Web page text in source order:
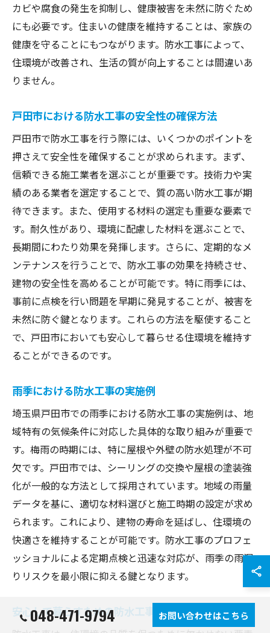
カビや腐食の発生を抑制し、健康被害を未然に防ぐため
にも必要です。住まいの健康を維持することは、家族の
健康を守ることにもつながります。防水工事によって、
住環境が改善され、生活の質が向上することは間違いあ
りません。
戸田市における防水工事の安全性の確保方法
戸田市で防水工事を行う際には、いくつかのポイントを
押さえて安全性を確保することが求められます。まず、
信頼できる施工業者を選ぶことが重要です。技術力や実
績のある業者を選定することで、質の高い防水工事が期
待できます。また、使用する材料の選定も重要な要素で
す。耐久性があり、環境に配慮した材料を選ぶことで、
長期間にわたり効果を発揮します。さらに、定期的なメ
ンテナンスを行うことで、防水工事の効果を持続させ、
建物の安全性を高めることが可能です。特に雨季には、
事前に点検を行い問題を早期に発見することが、被害を
未然に防ぐ鍵となります。これらの方法を駆使すること
で、戸田市においても安心して暮らせる住環境を維持す
ることができるのです。
雨季における防水工事の実施例
埼玉県戸田市での雨季における防水工事の実施例は、地
域特有の気候条件に対応した具体的な取り組みが重要で
す。梅雨の時期には、特に屋根や外壁の防水処理が不可
欠です。戸田市では、シーリングの交換や屋根の塗装強
化が一般的な方法として採用されています。地域の雨量
データを基に、適切な材料選びと施工時期の設定が求め
られます。これにより、建物の寿命を延ばし、住環境の
快適さを維持することが可能です。防水工事のプロフェ
ッショナルによる定期点検と迅速な対応が、雨季の雨漏
りリスクを最小限に抑える鍵となります。
安心して暮らすための防水工事の重要性
048-471-9794 お問い合わせはこちら